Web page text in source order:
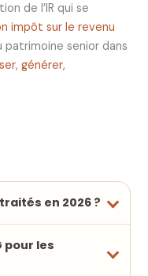
de l’IR qui se
impôt sur le revenu
senior dans
générer,
en 2026 ?
pour les